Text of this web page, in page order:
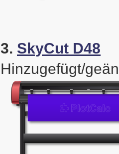
3. SkyCut D48
Hinzugefügt/